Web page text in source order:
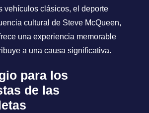
vehículos clásicos, el deporte
cultural de Steve McQueen,
una experiencia memorable
a una causa significativa.
para los
de las